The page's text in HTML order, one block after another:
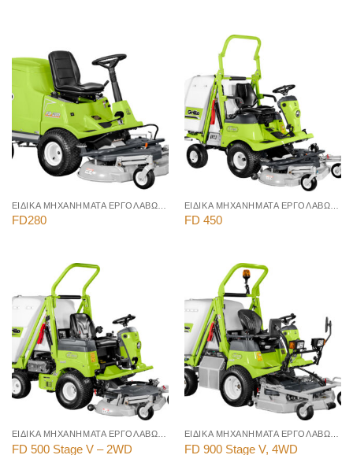
FD280 FD 450
FD 500 Stage V – 2WD FD 900 Stage V, 4WD